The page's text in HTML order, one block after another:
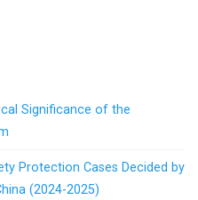
Significance of the
Protection Cases Decided by
(2024-2025)